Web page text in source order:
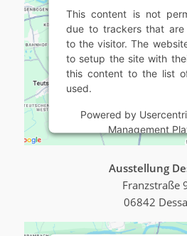
This content is not
due to trackers that are
to the visitor. The
to setup the site with
this content to the list
used.
Powered by
Management
Ausstellung
Franzstraße
06842